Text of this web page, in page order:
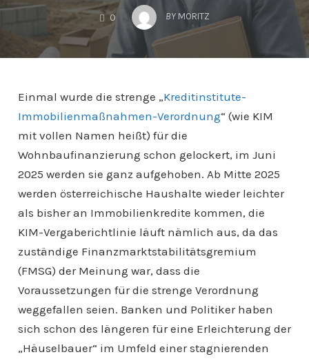
0
COMMENTS
BY MORITZ
Einmal wurde die strenge „Kreditinstitute-
Immobilienmaßnahmen-Verordnung“ (wie KIM
mit vollen Namen heißt) für die
Wohnbaufinanzierung schon gelockert, im Juni
2025 werden sie ganz aufgehoben. Ab Mitte 2025
werden österreichische Haushalte wieder leichter
als bisher an Immobilienkredite kommen, die
KIM-Vergaberichtlinie läuft nämlich aus, da das
zuständige Finanzmarktstabilitätsgremium
(FMSG) der Meinung war, dass die
Voraussetzungen für die strenge Verordnung
weggefallen seien. Banken und Politiker haben
sich schon des längeren für eine Erleichterung der
„Häuselbauer“ im Umfeld einer stagnierenden